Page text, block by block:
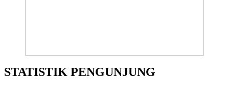
STATISTIK PENGUNJUNG